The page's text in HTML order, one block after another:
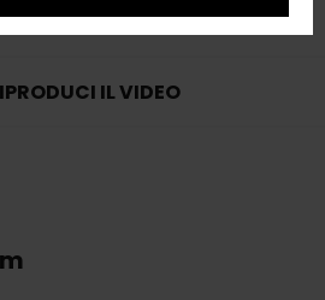
IL VIDEO